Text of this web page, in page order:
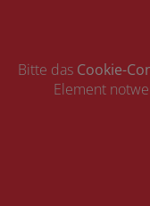
Bitte das Cookie-
Element
Footer -